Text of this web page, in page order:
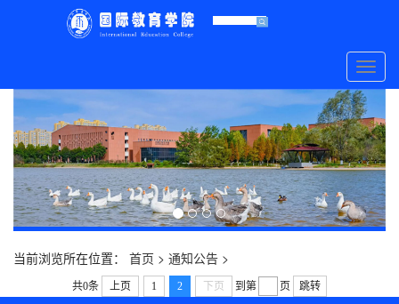
当前浏览所在位置： 首页 > 通知公告 >
共0条 上页 1 2 下页 到第 页 跳转